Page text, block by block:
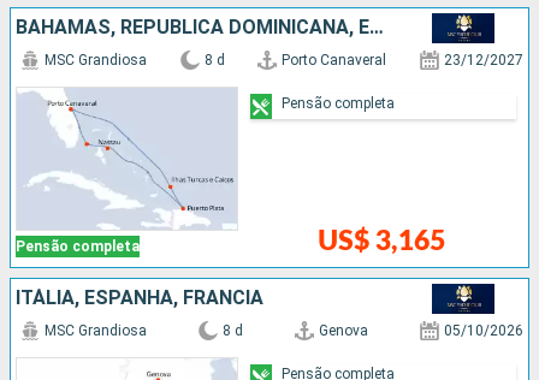
BAHAMAS, REPUBLICA DOMINICANA, ESTADOS UNIDOS
Pensão completa
MSC Grandiosa 8 d Porto Canaveral 23/12/2027
US$ 3,165
Pensão completa
ITÁLIA, ESPANHA, FRANCIA
MSC Grandiosa 8 d Genova 05/10/2026
Pensão completa